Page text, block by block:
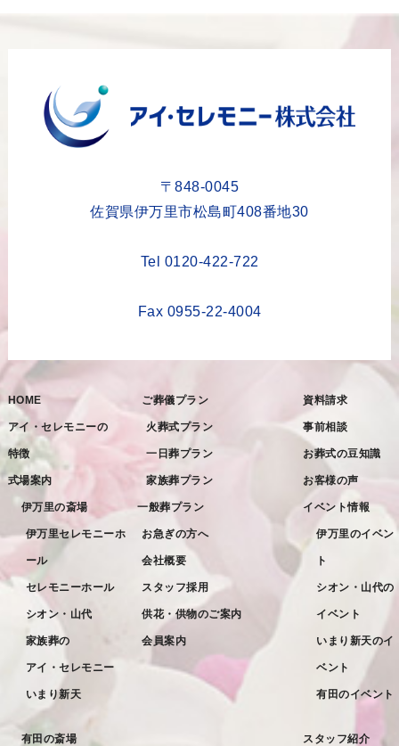
2023年11月
2023年8月
2023年6月
2022年11月
2022年10月
2022年9月
2022年8月
2022年7月
2022年6月
2022年5月
2022年4月
2022年1月
〒848-0045
佐賀県伊万里市松島町408番地30
Tel 0120-422-722
Fax 0955-22-4004
HOME
アイ・セレモニーの
特徴
式場案内
伊万里の斎場
伊万里セレモニーホ
ール
セレモニーホール
シオン・山代
家族葬の
アイ・セレモニー
いまり新天
有田の斎場
ご葬儀プラン
火葬式プラン
一日葬プラン
家族葬プラン
一般葬プラン
お急ぎの方へ
会社概要
スタッフ採用
供花・供物のご案内
会員案内
資料請求
事前相談
お葬式の豆知識
お客様の声
イベント情報
伊万里のイベン
ト
シオン・山代の
イベント
いまり新天のイ
ベント
有田のイベント
スタッフ紹介